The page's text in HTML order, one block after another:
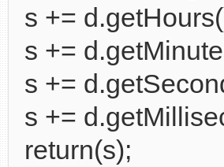
s +=
s +=
s +=
s +=
return(s);